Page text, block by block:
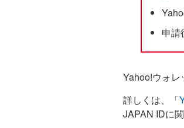
申請
Yahoo!ウォレ
詳しくは、「
JAPAN IDに